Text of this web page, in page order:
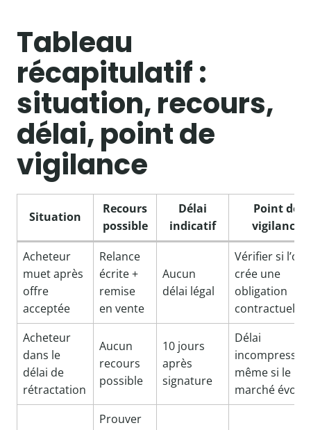
Tableau
récapitulatif :
situation, recours,
délai, point de
vigilance
Situation
Recours
possible
Délai
indicatif
Point de
vigilance
Acheteur
muet après
offre
acceptée
Relance
écrite +
remise
en vente
Aucun
délai légal
Vérifier si
crée une
obligation
contractuelle
Acheteur
dans le
délai de
rétractation
Aucun
recours
possible
10 jours
après
signature
Délai
même si le
marché
Prouver